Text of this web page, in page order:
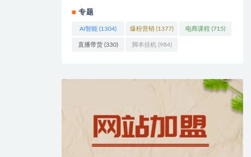
专题
AI智能 (1304) 爆粉营销 (1377) 电商课程 (715)
直播带货 (330) 脚本挂机(984)